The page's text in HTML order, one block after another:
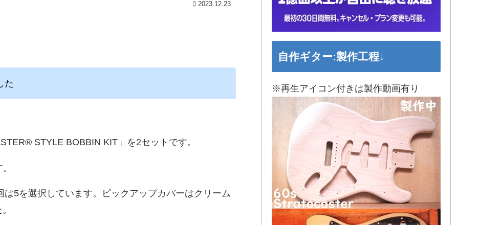
2023.12.23
た
STYLE BOBBIN KIT」を2セットです。
5を選択しています。ピックアップカバーはクリーム
自作ギター:製作工程↓
※再生アイコン付きは製作動画有り